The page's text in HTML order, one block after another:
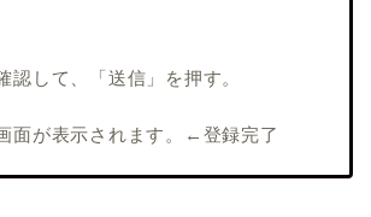
認して、「送信」を押す。
面が表示されます。←登録完了